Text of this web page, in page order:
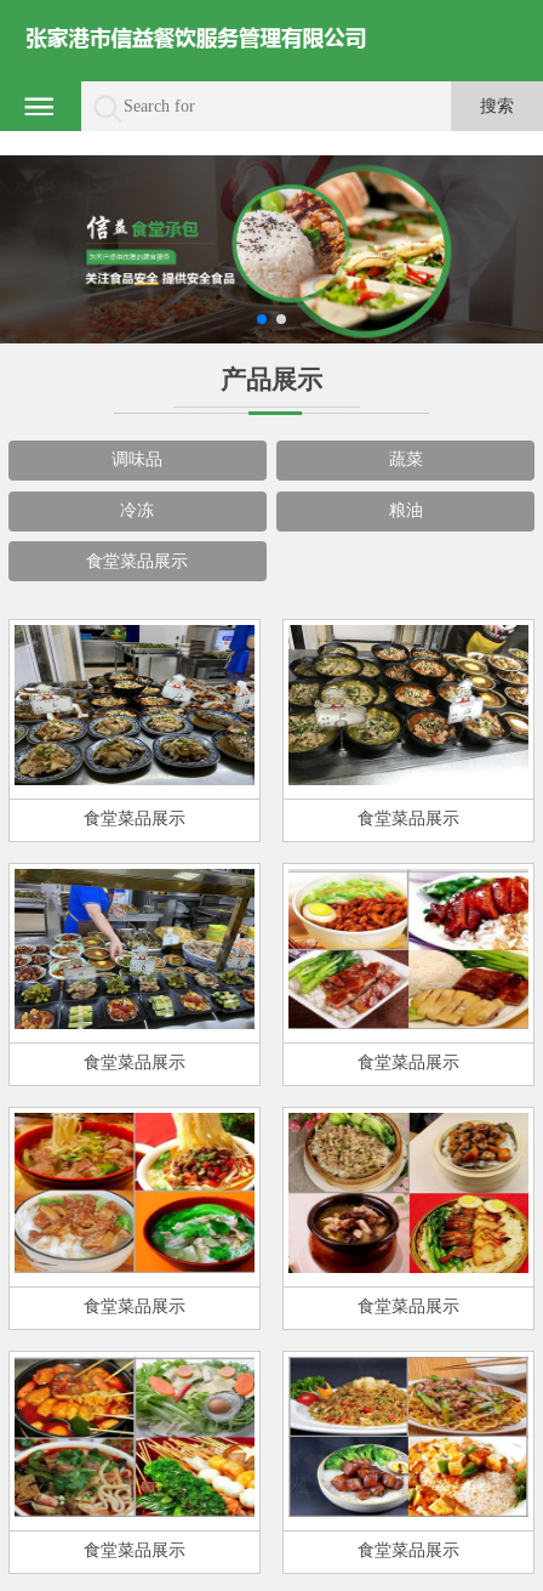
产品展示
调味品 蔬菜
冷冻 粮油
食堂菜品展示
食堂菜品展示 食堂菜品展示
食堂菜品展示 食堂菜品展示
食堂菜品展示 食堂菜品展示
食堂菜品展示 食堂菜品展示